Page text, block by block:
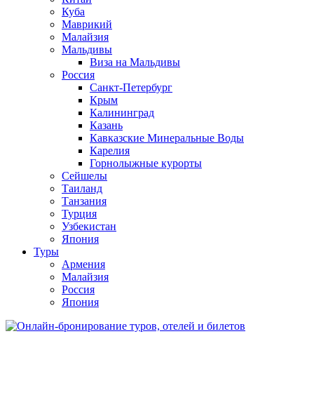
Куба
Маврикий
Малайзия
Мальдивы
Виза на Мальдивы
Россия
Санкт-Петербург
Крым
Калининград
Казань
Кавказские Минеральные Воды
Карелия
Горнолыжные курорты
Сейшелы
Таиланд
Танзания
Турция
Узбекистан
Япония
Туры
Армения
Малайзия
Россия
Япония